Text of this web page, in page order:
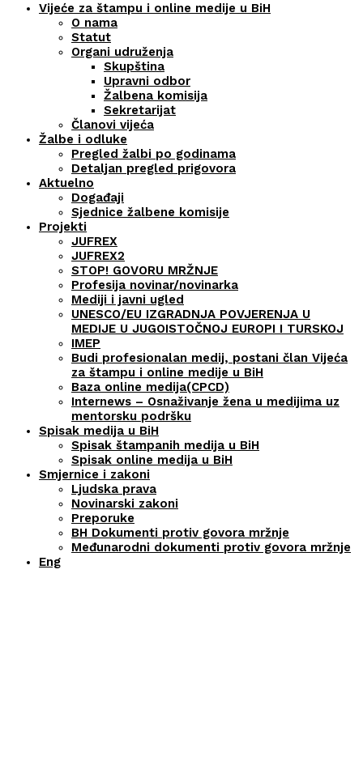
Vijeće za štampu i online medije u BiH
O nama
Statut
Organi udruženja
Skupština
Upravni odbor
Žalbena komisija
Sekretarijat
Članovi vijeća
Žalbe i odluke
Pregled žalbi po godinama
Detaljan pregled prigovora
Aktuelno
Događaji
Sjednice žalbene komisije
Projekti
JUFREX
JUFREX2
STOP! GOVORU MRŽNJE
Profesija novinar/novinarka
Mediji i javni ugled
UNESCO/EU IZGRADNJA POVJERENJA U
MEDIJE U JUGOISTOČNOJ EUROPI I TURSKOJ
IMEP
Budi profesionalan medij, postani član Vijeća
za štampu i online medije u BiH
Baza online medija(CPCD)
Internews – Osnaživanje žena u medijima uz
mentorsku podršku
Spisak medija u BiH
Spisak štampanih medija u BiH
Spisak online medija u BiH
Smjernice i zakoni
Ljudska prava
Novinarski zakoni
Preporuke
BH Dokumenti protiv govora mržnje
Međunarodni dokumenti protiv govora mržnje
Eng